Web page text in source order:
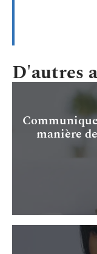
D'autres
manière